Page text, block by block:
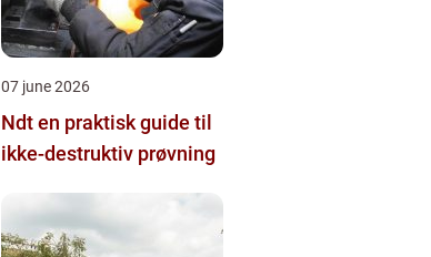
07 june 2026
Ndt en praktisk guide til
ikke-destruktiv prøvning